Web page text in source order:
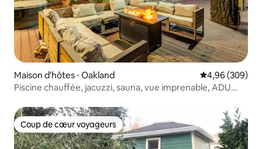
Maison d'hôtes ⋅ Oakland Évaluation
4,96 (309)
Piscine chauffée, jacuzzi, sauna, vue imprenable, ADU
Coup de cœur voyageurs
Coup de cœur voyageurs